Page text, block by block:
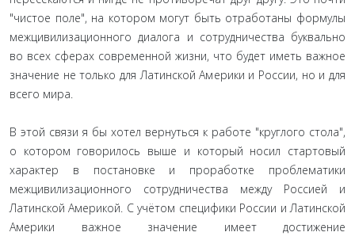
"чистое поле", на котором могут быть отработаны формулы
межцивилизационного диалога и сотрудничества буквально
во всех сферах современной жизни, что будет иметь важное
значение не только для Латинской Америки и России, но и для
всего мира.
В этой связи я бы хотел вернуться к работе "круглого стола",
о котором говорилось выше и который носил стартовый
характер в постановке и проработке проблематики
межцивилизационного сотрудничества между Россией и
Латинской Америкой. С учётом специфики России и Латинской
Америки важное значение имеет достижение